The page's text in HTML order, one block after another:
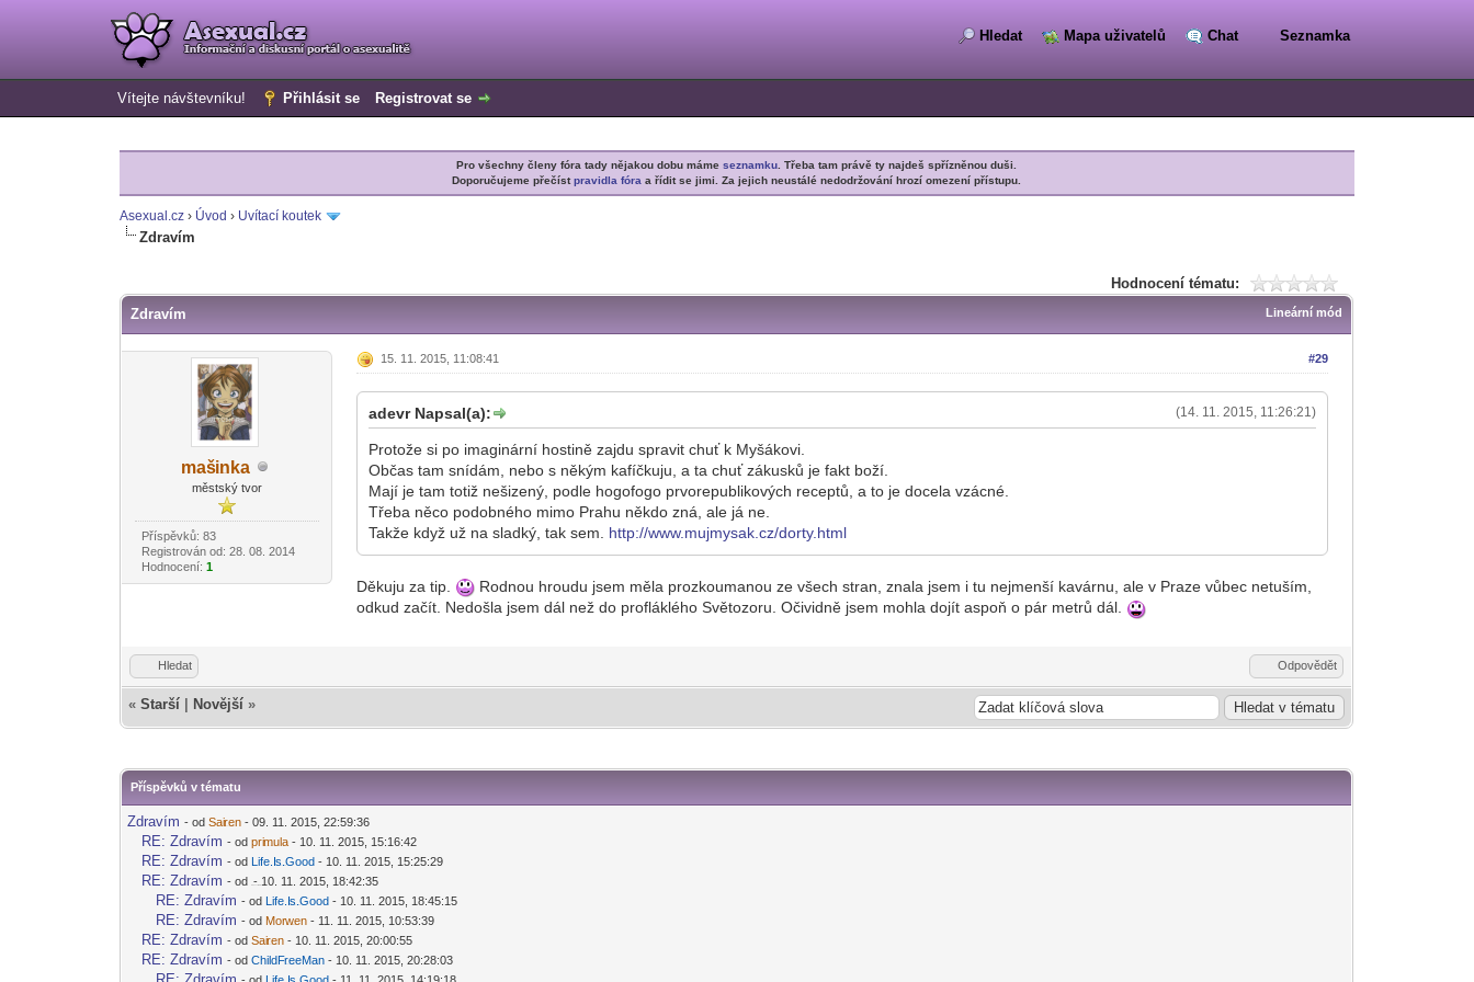
Hledat Mapa uživatelů Chat Seznamka
Vítejte návštevníku! Přihlásit se Registrovat se
Pro všechny členy fóra tady nějakou dobu mámeseznamku . Třeba tam právě ty najdeš spřízněnou duši.
Doporučujeme přečístpravidla fóra a řídit se jimi. Za jejich neustálé nedodržování hrozí omezení přístupu.
Asexual.cz › Úvod › Uvítací koutek
Zdravím
Hodnocení tématu:
Lineární mód
Zdravím
mašinka
městský tvor
Příspěvků: 83
Registrován od: 28. 08. 2014
Hodnocení: 1
#29
15. 11. 2015, 11:08:41
(14. 11. 2015, 11:26:21)
adevr Napsal(a):
Protože si po imaginární hostině zajdu spravit chuť k Myšákovi.
Občas tam snídám, nebo s někým kafíčkuju, a ta chuť zákusků je fakt boží.
Mají je tam totiž nešizený, podle hogofogo prvorepublikových receptů, a to je docela vzácné.
Třeba něco podobného mimo Prahu někdo zná, ale já ne.
Takže když už na sladký, tak sem. http://www.mujmysak.cz/dorty.html
Děkuju za tip.
Rodnou hroudu jsem měla prozkoumanou ze všech stran, znala jsem i tu nejmenší kavárnu, ale v Praze vůbec netuším,
odkud začít. Nedošla jsem dál než do profláklého Světozoru. Očividně jsem mohla dojít aspoň o pár metrů dál.
Hledat Odpovědět
«Starší Novější »
Příspěvků v tématu
Zdravím - odSairen - 09. 11. 2015, 22:59:36
RE: Zdravím - odprimula - 10. 11. 2015, 15:16:42
RE: Zdravím - od Life.Is.Good - 10. 11. 2015, 15:25:29
RE: Zdravím - od - 10. 11. 2015, 18:42:35
RE: Zdravím - od Life.Is.Good - 10. 11. 2015, 18:45:15
RE: Zdravím - od Morwen - 11. 11. 2015, 10:53:39
RE: Zdravím - odSairen - 10. 11. 2015, 20:00:55
RE: Zdravím - odChildFreeMan - 10. 11. 2015, 20:28:03